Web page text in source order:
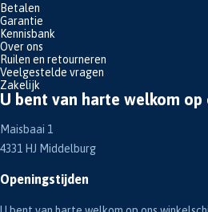
Betalen
Garantie
Kennisbank
Over ons
Ruilen en retourneren
Veelgestelde vragen
Zakelijk
U bent van harte welkom op
Maisbaai 1
4331 HJ Middelburg
Openingstijden